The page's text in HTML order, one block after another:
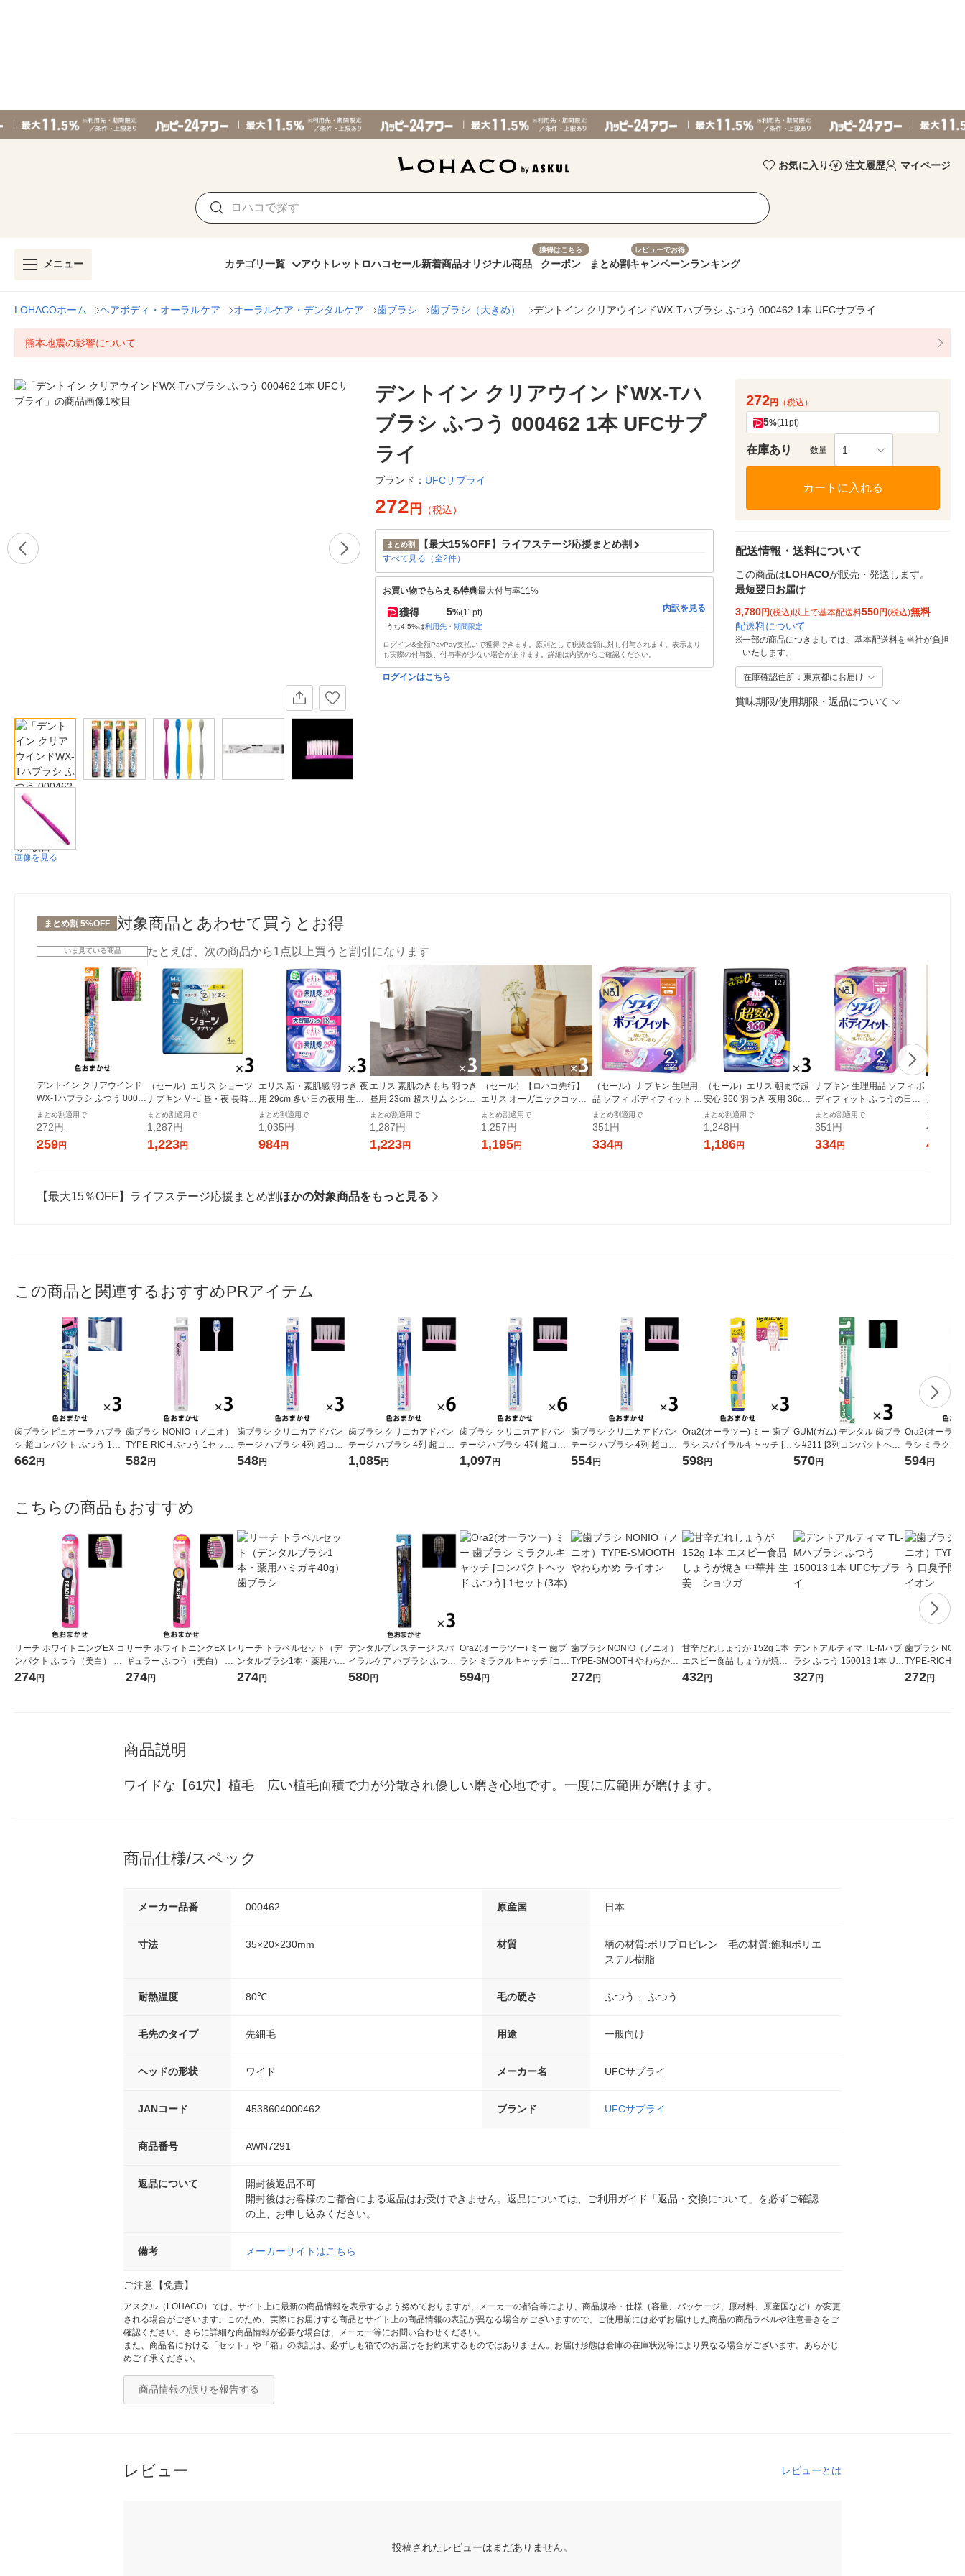
お気に入り 注文履歴 マイページ
メニュー カテゴリ一覧 アウトレット ロハコセール新着商品オリジナル商品
獲得はこちら
クーポン まとめ割
レビューでお得
キャンペーンランキング
LOHACOホーム ヘアボディ・オーラルケア オーラルケア・デンタルケア 歯ブラシ 歯ブラシ（大きめ） デントイン クリアウインドWX-Tハブラシ ふつう 000462 1本 UFCサプライ
熊本地震の影響について
画像を見る
デントイン クリアウインドWX-Tハ
ブラシ ふつう 000462 1本 UFCサプ
ライ
ブランド： UFCサプライ
272 円 （税込）
まとめ割 【最大15％OFF】ライフステージ応援まとめ割
すべて見る（全2件）
お買い物でもらえる特典最大付与率11%
獲得 5%(11pt)
うち4.5%は利用先・期間限定
内訳を見る
ログイン&全額PayPay支払いで獲得できます。原則として税抜金額に対し付与されます。表示より
も実際の付与数、付与率が少ない場合があります。詳細は内訳からご確認ください。
ログインはこちら
272円 （税込）
5%(11pt)
在庫あり 数量 1
カートに入れる
配送情報・送料について
この商品はLOHACOが販売・発送します。
最短翌日お届け
3,780円(税込)以上で基本配送料550円(税込)無料
配送料について
※一部の商品につきましては、基本配送料を当社が負担
いたします。
在庫確認住所：東京都にお届け
賞味期限/使用期限・返品について
まとめ割 5%OFF 対象商品とあわせて買うとお得
いま見ている商品
デントイン クリアウインド
WX-Tハブラシ ふつう 00046
2 1本 UFCサプライ
まとめ割適用で
272円
259円
たとえば、次の商品から1点以上買うと割引になります
（セール）エリス ショーツ
ナプキン M~L 昼・夜 長時間
用 ブラックカラー 1セット
（4枚入×3パック） 大王製
まとめ割適用で
1,287円
1,223円
エリス 新・素肌感 羽つき 夜
用 29cm 多い日の夜用 生理
用ナプキン 1セット（18枚×
3パック） 大王製紙 エリエ
まとめ割適用で
1,035円
984円
エリス 素肌のきもち 羽つき
昼用 23cm 超スリム シンプ
ルデザイン 3個(20枚×3) ナ
プキン 大王製紙 エリエール
まとめ割適用で
1,287円
1,223円
（セール）【ロハコ先行】
エリス オーガニックコット
ン 羽つき 21cm 多い昼〜ふ
つうの日用（22枚×3個）素
ーズ 生理用品
まとめ割適用で
1,257円
1,195円
（セール）ナプキン 生理用
品 ソフィ ボディフィット ふ
つうの日用 羽なし (210/21c
m) 1パック (28枚×2個) ユ
まとめ割適用で
351円
334円
（セール）エリス 朝まで超
安心 360 羽つき 夜用 36cm
特に多い日の夜用 ナプキン
3個（12枚×3）大王製紙 生
まとめ割適用で
1,248円
1,186円
ナプキン 生理用品 ソフィ ボ
ディフィット ふつうの日用
羽つき (210/21cm) 1パック
(20枚×2個) ユニ・チャーム
まとめ割適用で
351円
334円
ガニック
cm 多い
個（22枚
まとめ割適
432円
411
【最大15％OFF】ライフステージ応援まとめ割 ほかの対象商品をもっと見る
この商品と関連するおすすめPRアイテム
歯ブラシ ピュオーラ ハブラ
シ 超コンパクト ふつう 1セ
ット（3本）花王
662円
歯ブラシ NONIO（ノニオ）
TYPE-RICH ふつう 1セット
（3本）口臭予防 歯垢除去
582円
歯ブラシ クリニカアドバン
テージ ハブラシ 4列 超コン
パクト ふつう 虫歯予防 歯垢
548円
歯ブラシ クリニカアドバン
テージ ハブラシ 4列 超コン
パクト ふつう 虫歯予防 歯垢
除去 1セット（6本）ライオ
1,085円
歯ブラシ クリニカアドバン
テージ ハブラシ 4列 超コン
パクト やわらかめ 虫歯予防
歯垢除去 1セット（6本）ラ
1,097円
歯ブラシ クリニカアドバン
テージ ハブラシ 4列 超コン
パクト やわらかめ 虫歯予防
554円
Ora2(オーラツー) ミー 歯ブ
ラシ スパイラルキャッチ [コ
ンパクトヘッド ふつう] 1セ
598円
GUM(ガム) デンタル 歯ブラ
シ#211 [3列コンパクトヘッ
ド ふつう 先細毛] 1セット(3
570円
Ora2(オーラツ
ラシ ミラクル
パクトヘッド
594円
こちらの商品もおすすめ
リーチ ホワイトニングEX コ
ンパクト ふつう（美白） 歯
ブラシ
274円
リーチ ホワイトニングEX レ
ギュラー ふつう（美白） 歯
ブラシ
274円
リーチ トラベルセット（デ
ンタルブラシ1本・薬用ハミ
ガキ40g） 歯ブラシ
274円
デンタルプレステージ スパ
イラルケア ハブラシ ふつう
1セット（3本） create（ク
580円
Ora2(オーラツー) ミー 歯ブ
ラシ ミラクルキャッチ [コン
パクトヘッド ふつう] 1セッ
594円
歯ブラシ NONIO（ノニオ）
TYPE-SMOOTH やわらかめ
ライオン
272円
甘辛だれしょうが 152g 1本
エスビー食品 しょうが焼き
中華丼 生姜 ショウガ
432円
デントアルティマ TL-Mハブ
ラシ ふつう 150013 1本 UF
Cサプライ
327円
歯ブラシ
TYPE-RICH ふ
歯垢除去 ライ
272円
商品説明
ワイドな【61穴】植毛　広い植毛面積で力が分散され優しい磨き心地です。一度に広範囲が磨けます。
商品仕様/スペック
メーカー品番 000462 原産国 日本
寸法 35×20×230mm 材質
柄の材質:ポリプロピレン 毛の材質:飽和ポリエ
ステル樹脂
耐熱温度 80℃ 毛の硬さ ふつう 、ふつう
毛先のタイプ 先細毛 用途 一般向け
ヘッドの形状 ワイド メーカー名 UFCサプライ
JANコード 4538604000462 ブランド UFCサプライ
商品番号 AWN7291
返品について
開封後返品不可
開封後はお客様のご都合による返品はお受けできません。返品については、ご利用ガイド「返品・交換について」を必ずご確認
の上、お申し込みください。
備考 メーカーサイトはこちら
ご注意【免責】
アスクル（LOHACO）では、サイト上に最新の商品情報を表示するよう努めておりますが、メーカーの都合等により、商品規格・仕様（容量、パッケージ、原材料、原産国など）が変更
される場合がございます。このため、実際にお届けする商品とサイト上の商品情報の表記が異なる場合がございますので、ご使用前には必ずお届けした商品の商品ラベルや注意書きをご
確認ください。さらに詳細な商品情報が必要な場合は、メーカー等にお問い合わせください。
また、商品名における「セット」や「箱」の表記は、必ずしも箱でのお届けをお約束するものではありません。お届け形態は倉庫の在庫状況等により異なる場合がございます。あらかじ
めご了承ください。
商品情報の誤りを報告する
レビュー レビューとは
投稿されたレビューはまだありません。